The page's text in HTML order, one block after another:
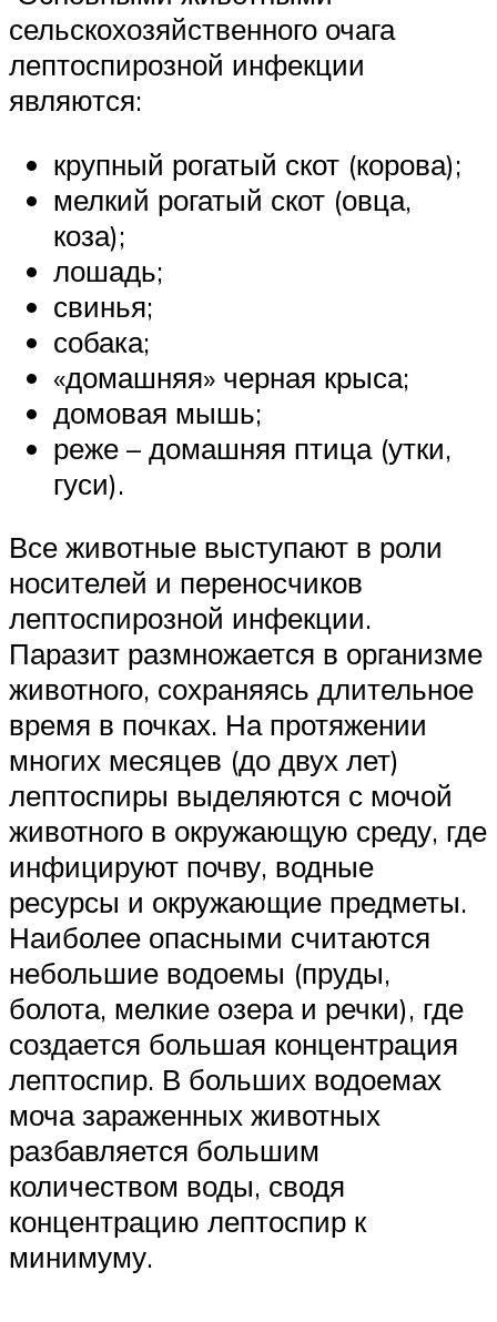
сельскохозяйственного очага
лептоспирозной инфекции
являются:
крупный рогатый скот (корова);
мелкий рогатый скот (овца,
коза);
лошадь;
свинья;
собака;
«домашняя» черная крыса;
домовая мышь;
реже – домашняя птица (утки,
гуси).
Все животные выступают в роли
носителей и переносчиков
лептоспирозной инфекции.
Паразит размножается в организме
животного, сохраняясь длительное
время в почках. На протяжении
многих месяцев (до двух лет)
лептоспиры выделяются с мочой
животного в окружающую среду, где
инфицируют почву, водные
ресурсы и окружающие предметы.
Наиболее опасными считаются
небольшие водоемы (пруды,
болота, мелкие озера и речки), где
создается большая концентрация
лептоспир. В больших водоемах
моча зараженных животных
разбавляется большим
количеством воды, сводя
концентрацию лептоспир к
минимуму.